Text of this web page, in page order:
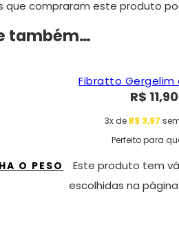
que compraram este produto
também…
Fibratto Gergelim
R$ 11,90
3x de R$ 3,97
Perfeito para
O PESO
Este produto tem
escolhidas na